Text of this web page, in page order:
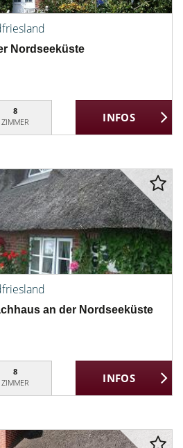
Nordseeküste
8
ZIMMER
an der Nordseeküste
8
ZIMMER